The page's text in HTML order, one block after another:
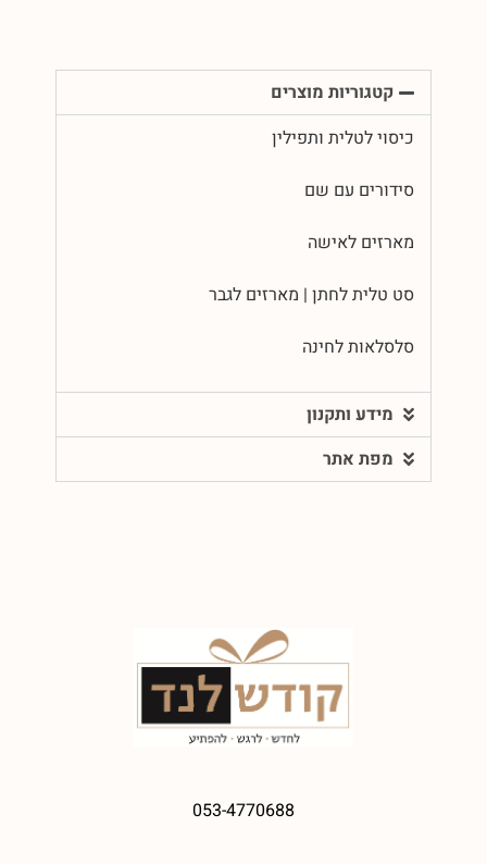
קטגוריות מוצרים
כיסוי לטלית ותפילין
סידורים עם שם
מארזים לאישה
סט טלית לחתן | מארזים לגבר
סלסלאות לחינה
מידע ותקנון
מפת אתר
053-4770688